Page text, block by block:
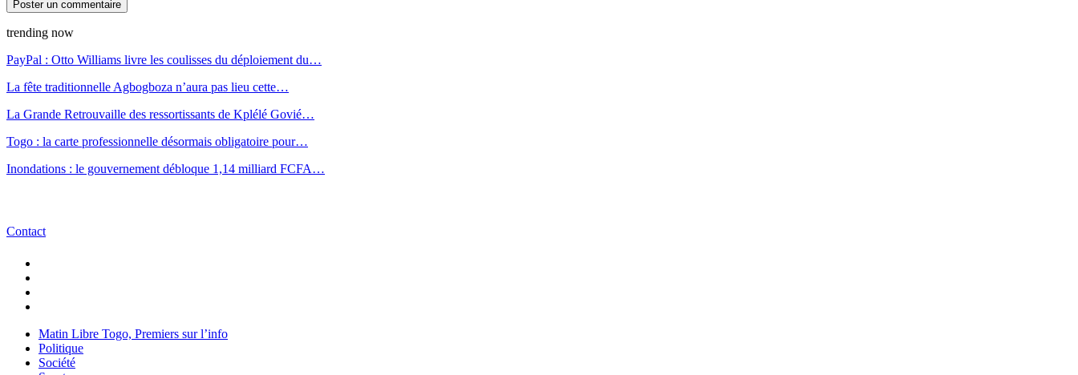
trending now
PayPal : Otto Williams livre les coulisses du déploiement du…
La fête traditionnelle Agbogboza n’aura pas lieu cette…
La Grande Retrouvaille des ressortissants de Kplélé Govié…
Togo : la carte professionnelle désormais obligatoire pour…
Inondations : le gouvernement débloque 1,14 milliard FCFA…
Contact
Matin Libre Togo, Premiers sur l’info
Politique
Société